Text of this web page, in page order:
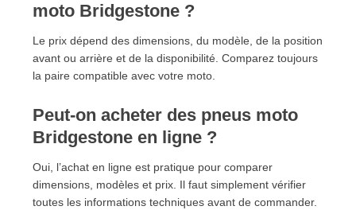
moto Bridgestone ?
Le prix dépend des dimensions, du modèle, de la position
avant ou arrière et de la disponibilité. Comparez toujours
la paire compatible avec votre moto.
Peut-on acheter des pneus moto
Bridgestone en ligne ?
Oui, l’achat en ligne est pratique pour comparer
dimensions, modèles et prix. Il faut simplement vérifier
toutes les informations techniques avant de commander.